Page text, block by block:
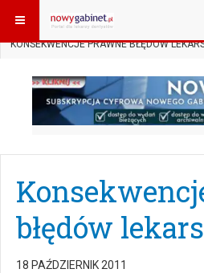
JESTEŚ TUTAJ: START
KONSEKWENCJE PRAWNE BŁĘDÓW
błędów
18 PAŹDZIERNIK 2011